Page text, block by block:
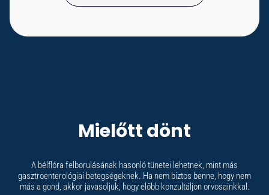
Mielőtt dönt
A bélflóra felborulásának hasonló tünetei lehetnek, mint más
gasztroenterológiai betegségeknek. Ha nem biztos benne, hogy nem
más a gond, akkor javasoljuk, hogy előbb konzultáljon orvosainkkal.